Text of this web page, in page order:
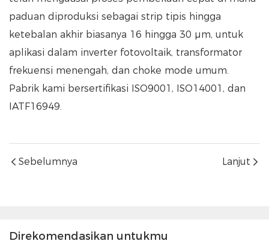
paduan diproduksi sebagai strip tipis hingga
ketebalan akhir biasanya 16 hingga 30 μm, untuk
aplikasi dalam inverter fotovoltaik, transformator
frekuensi menengah, dan choke mode umum.
Pabrik kami bersertifikasi ISO9001, ISO14001, dan
IATF16949.
Sebelumnya Lanjut
Direkomendasikan untukmu